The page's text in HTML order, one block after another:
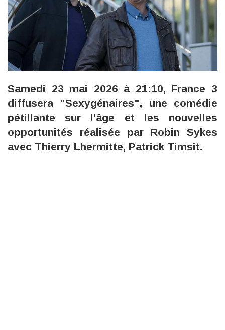
Samedi 23 mai 2026 à 21:10, France 3
diffusera "Sexygénaires", une comédie
pétillante sur l'âge et les nouvelles
opportunités réalisée par Robin Sykes
avec Thierry Lhermitte, Patrick Timsit.